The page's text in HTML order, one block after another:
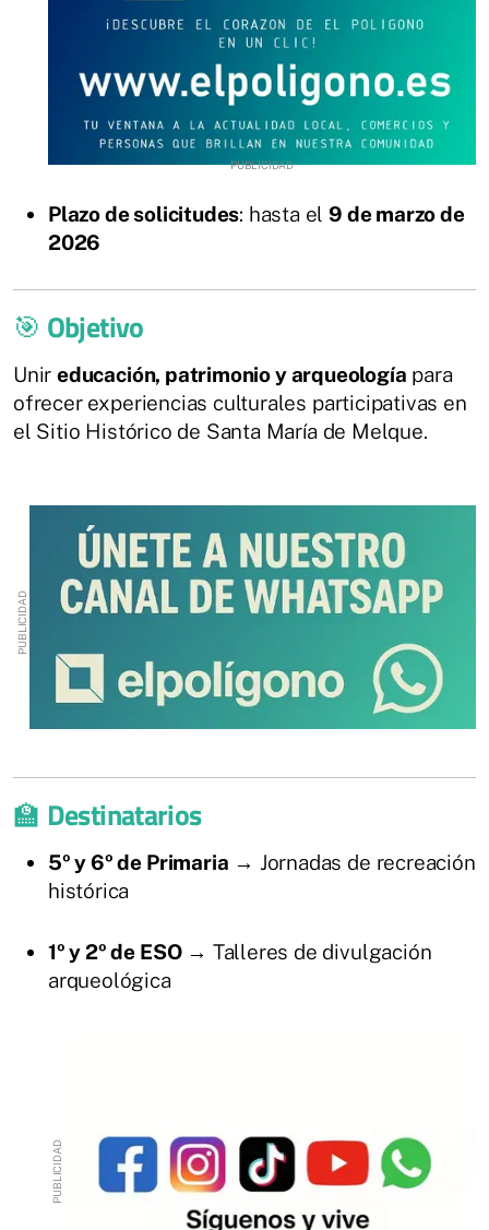
Plazo de solicitudes: hasta el 9 de marzo de
2026
🎯 Objetivo
Unireducación, patrimonio y arqueología para
ofrecer experiencias culturales participativas en
el Sitio Histórico de Santa María de Melque.
🏫 Destinatarios
5º y 6º de Primaria → Jornadas de recreación
histórica
1º y 2º de ESO→ Talleres de divulgación
arqueológica